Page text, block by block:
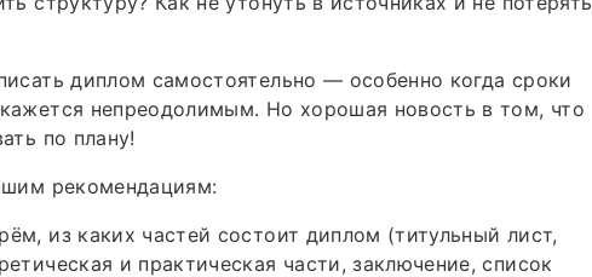
диплом самостоятельно — особенно когда сроки
непреодолимым. Но хорошая новость в том, что
по плану!
рекомендациям:
из каких частей состоит диплом (титульный лист,
и практическая части, заключение, список